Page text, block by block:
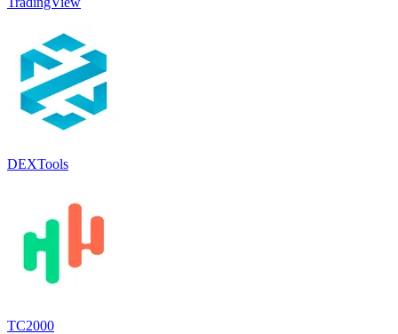
DEXTools
TC2000